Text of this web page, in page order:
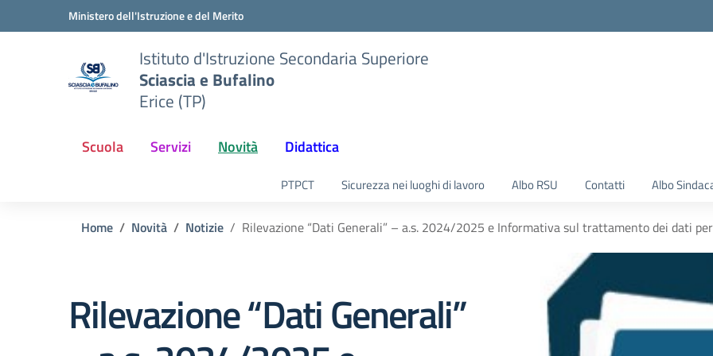
Vai ai contenuti
Vai al menu di navigazioneMinistero dell'Istruzione e del Merito
Istituto d'Istruzione Secondaria Superiore
Sciascia e Bufalino
Erice (TP)
Scuola Servizi Novità Didattica
PTPCT Sicurezza nei luoghi di lavoro Albo RSU Contatti Albo
Home Novità Notizie Rilevazione “Dati Generali” – a.s. 2024/2025 e Informativa sul trattamento dei dati
Rilevazione “Dati Generali”